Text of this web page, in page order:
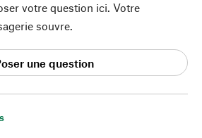
votre question ici. Votre
souvre.
une question